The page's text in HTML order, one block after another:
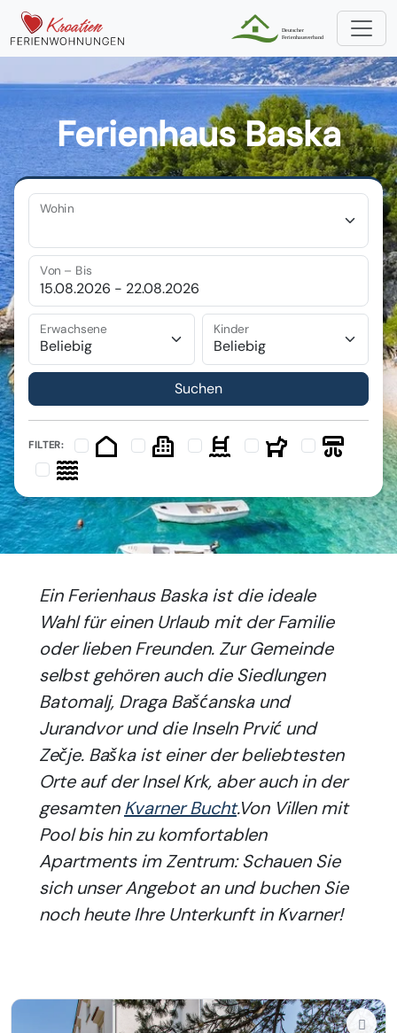
Ferienhaus Baska
Wohin
Von – Bis
Erwachsene Kinder
FILTER:
Ein Ferienhaus Baska ist die ideale
Wahl für einen Urlaub mit der Familie
oder lieben Freunden. Zur Gemeinde
selbst gehören auch die Siedlungen
Batomalj, Draga Bašćanska und
Jurandvor und die Inseln Prvić und
Zečje. Baška ist einer der beliebtesten
Orte auf der Insel Krk, aber auch in der
gesamtenKvarner Bucht.Von Villen mit
Pool bis hin zu komfortablen
Apartments im Zentrum: Schauen Sie
sich unser Angebot an und buchen Sie
noch heute Ihre Unterkunft in Kvarner!